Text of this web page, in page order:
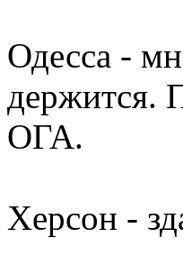
Одесса -
держится.
ОГА.
Херсон -